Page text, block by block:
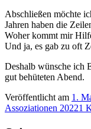
Abschließen möchte
Jahren haben die
Woher kommt mir
Und ja, es gab zu oft
Deshalb wünsche ich
gut behüteten Abend.
Veröffentlicht am 1.
Assoziationen 20221